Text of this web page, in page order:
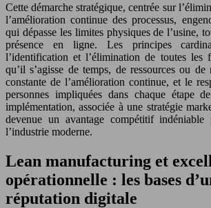
Cette démarche stratégique, centrée sur
l’amélioration continue des processus,
qui dépasse les limites physiques de l’usine,
présence en ligne. Les principes
l’identification et l’élimination de toutes les
qu’il s’agisse de temps, de ressources ou
constante de l’amélioration continue, et le
personnes impliquées dans chaque étape
implémentation, associée à une stratégie
devenue un avantage compétitif indéniable
l’industrie moderne.
Lean manufacturing et
opérationnelle : les bases
réputation digitale